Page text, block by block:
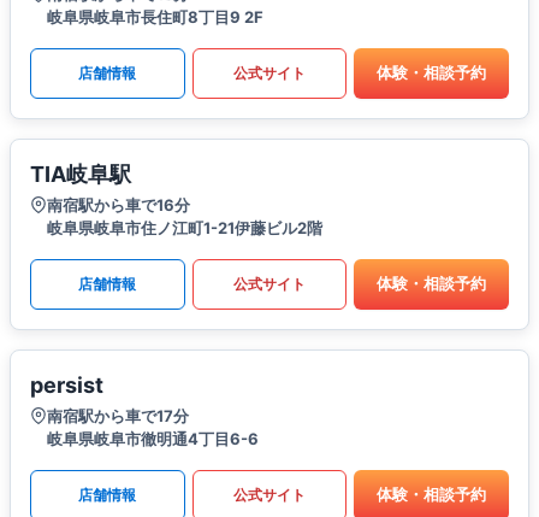
岐阜県岐阜市長住町8丁目9 2F
店舗情報 公式サイト 体験・相談予約
TIA岐阜駅
南宿駅から車で16分
岐阜県岐阜市住ノ江町1-21伊藤ビル2階
店舗情報 公式サイト 体験・相談予約
persist
南宿駅から車で17分
岐阜県岐阜市徹明通4丁目6-6
店舗情報 公式サイト 体験・相談予約